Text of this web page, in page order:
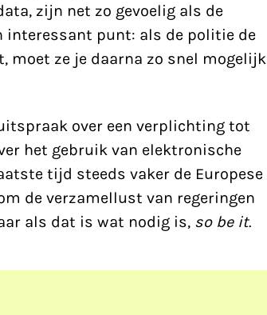
zijn net zo gevoelig als de
interessant punt: als de politie de
moet ze je daarna zo snel mogelijk
over een verplichting tot
het gebruik van elektronische
tijd steeds vaker de Europese
de verzamellust van regeringen
als dat is wat nodig is, so be it.